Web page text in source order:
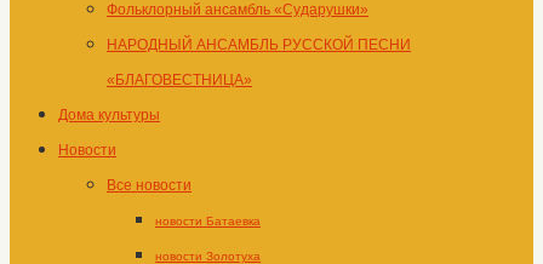
Фольклорный ансамбль «Сударушки»
НАРОДНЫЙ АНСАМБЛЬ РУССКОЙ ПЕСНИ
«БЛАГОВЕСТНИЦА»
Дома культуры
Новости
Все новости
новости Батаевка
новости Золотуха